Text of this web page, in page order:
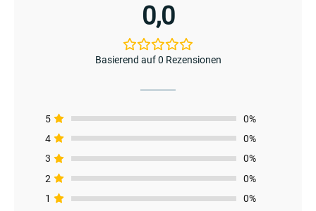
0,0
Basierend auf 0 Rezensionen
5
0%
4
0%
3
0%
2
0%
1
0%